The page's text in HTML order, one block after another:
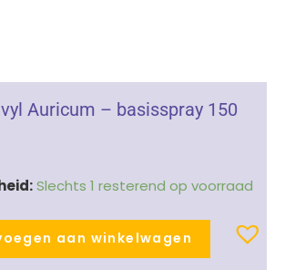
Auricum – basisspray 150
Slechts 1 resterend op voorraad
aan winkelwagen